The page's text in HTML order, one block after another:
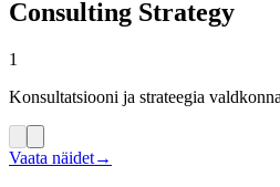
Consulting Strategy
1
Konsultatsiooni ja strateegia
Vaata näidet→